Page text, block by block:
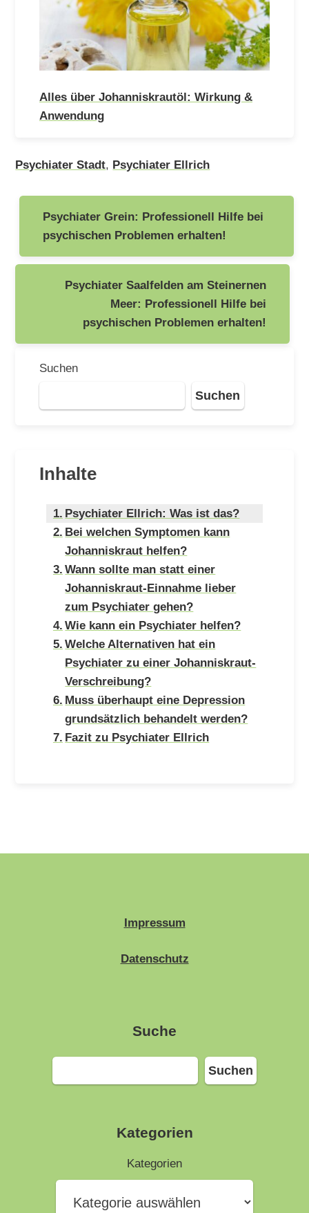
Alles über Johanniskrautöl: Wirkung &
Anwendung
Psychiater Stadt, Psychiater Ellrich
Beitragsnavigation
Psychiater Grein: Professionell Hilfe bei
psychischen Problemen erhalten!
Psychiater Saalfelden am Steinernen
Meer: Professionell Hilfe bei
psychischen Problemen erhalten!
Suchen
Suchen
Inhalte
Psychiater Ellrich: Was ist das?
Bei welchen Symptomen kann
Johanniskraut helfen?
Wann sollte man statt einer
Johanniskraut-Einnahme lieber
zum Psychiater gehen?
Wie kann ein Psychiater helfen?
Welche Alternativen hat ein
Psychiater zu einer Johanniskraut-
Verschreibung?
Muss überhaupt eine Depression
grundsätzlich behandelt werden?
Fazit zu Psychiater Ellrich
Impressum
Datenschutz
Suche
Suchen
Suchen
Kategorien
Kategorien